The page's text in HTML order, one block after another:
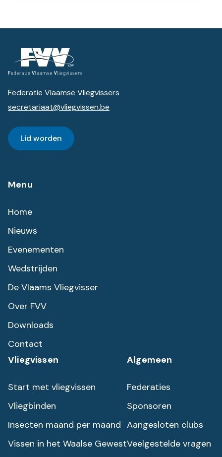
Federatie Vlaamse Vliegvissers
secretariaat@vliegvissen.be
Lid worden
Menu
Home
Nieuws
Evenementen
Wedstrijden
De Vlaams Vliegvisser
Over FVV
Downloads
Contact
Vliegvissen
Start met vliegvissen
Vliegbinden
Insecten maand per maand
Vissen in het Waalse Gewest
Algemeen
Federaties
Sponsoren
Aangesloten clubs
Veelgestelde vragen